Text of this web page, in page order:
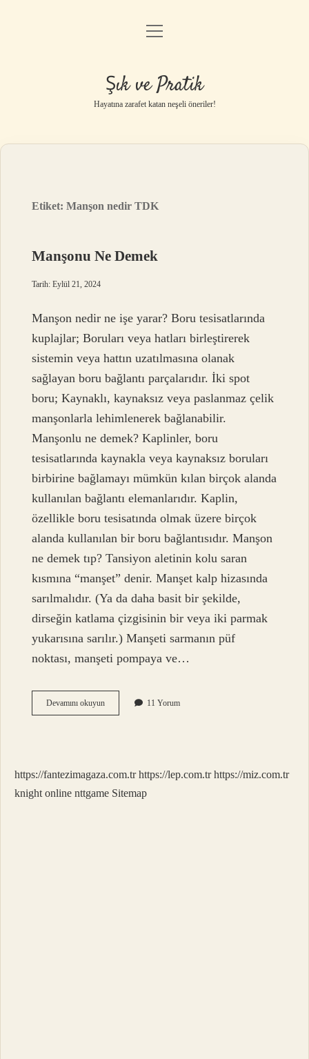
Anasayfa
Yasal Uyarı
menüyü
Şık ve Pratik
Hayatına zarafet katan neşeli öneriler!
Etiket:Manşon nedir TDK
Manşonu Ne Demek
Tarih: Eylül 21, 2024
Manşon nedir ne işe yarar? Boru tesisatlarında
kuplajlar; Boruları veya hatları birleştirerek
sistemin veya hattın uzatılmasına olanak
sağlayan boru bağlantı parçalarıdır. İki spot
boru; Kaynaklı, kaynaksız veya paslanmaz çelik
manşonlarla lehimlenerek bağlanabilir.
Manşonlu ne demek? Kaplinler, boru
tesisatlarında kaynakla veya kaynaksız boruları
birbirine bağlamayı mümkün kılan birçok alanda
kullanılan bağlantı elemanlarıdır. Kaplin,
özellikle boru tesisatında olmak üzere birçok
alanda kullanılan bir boru bağlantısıdır. Manşon
ne demek tıp? Tansiyon aletinin kolu saran
kısmına “manşet” denir. Manşet kalp hizasında
sarılmalıdır. (Ya da daha basit bir şekilde,
dirseğin katlama çizgisinin bir veya iki parmak
yukarısına sarılır.) Manşeti sarmanın püf
noktası, manşeti pompaya ve…
Devamını okuyunManşonu
Ne
11 Yorum
https://fantezimagaza.com.tr https://lep.com.tr https://miz.com.tr
knight online nttgame Sitemap